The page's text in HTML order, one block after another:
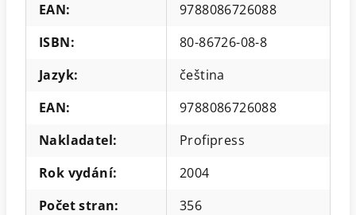
EAN:
9788086726088
ISBN:
80-86726-08-8
Jazyk:
čeština
EAN:
9788086726088
Nakladatel:
Profipress
Rok vydání:
2004
Počet stran:
356